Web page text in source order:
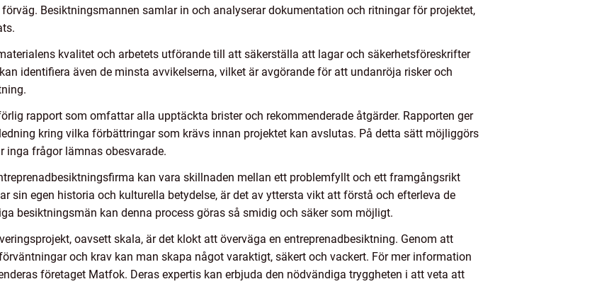
Besiktningsmannen samlar in och analyserar dokumentation och ritningar för projektet,
kvalitet och arbetets utförande till att säkerställa att lagar och säkerhetsföreskrifter
identifiera även de minsta avvikelserna, vilket är avgörande för att undanröja risker och
rapport som omfattar alla upptäckta brister och rekommenderade åtgärder. Rapporten ger
kring vilka förbättringar som krävs innan projektet kan avslutas. På detta sätt möjliggörs
inga frågor lämnas obesvarade.
kan vara skillnaden mellan ett problemfyllt och ett framgångsrikt
sin egen historia och kulturella betydelse, är det av yttersta vikt att förstå och efterleva de
besiktningsmän kan denna process göras så smidig och säker som möjligt.
oavsett skala, är det klokt att överväga en entreprenadbesiktning. Genom att
och krav kan man skapa något varaktigt, säkert och vackert. För mer information
företaget Matfok. Deras expertis kan erbjuda den nödvändiga tryggheten i att veta att